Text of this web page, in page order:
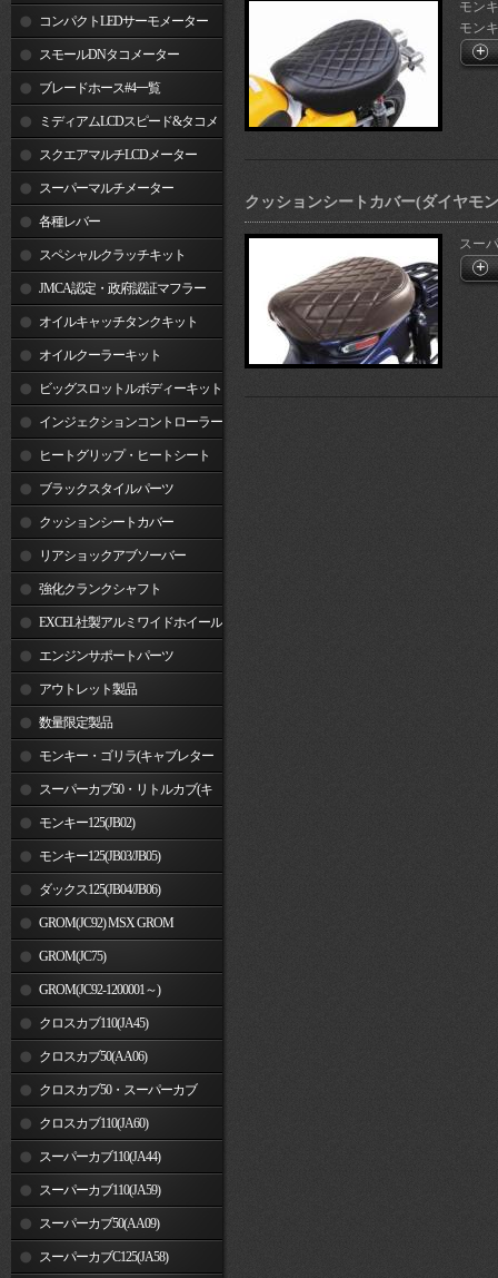
コンパクトLEDサーモメーター
スモールDNタコメーター
ブレードホース#4一覧
ミディアムLCDスピード&タコメ
ータースクエアマルチLCDメーター
スーパーマルチメーター
各種レバー
スペシャルクラッチキット
JMCA認定・政府認証マフラー
オイルキャッチタンクキット
オイルクーラーキット
ビッグスロットルボディーキット
インジェクションコントローラー
ヒートグリップ・ヒートシート
ブラックスタイルパーツ
クッションシートカバー
リアショックアブソーバー
強化クランクシャフト
EXCEL社製アルミワイドホイール
リム エンジンサポートパーツ
アウトレット製品
数量限定製品
モンキー・ゴリラ(キャブレター
車) スーパーカブ50・リトルカブ(キ
ャブレター車)
モンキー125(JB02)
モンキー125(JB03/JB05)
ダックス125(JB04/JB06)
GROM(JC92) MSX GROM
GROM(JC75)
GROM(JC92-1200001～)
クロスカブ110(JA45)
クロスカブ50(AA06)
クロスカブ50・スーパーカブ
50(AA09)/110(JA44)
クロスカブ110(JA60)
スーパーカブ110(JA44)
スーパーカブ110(JA59)
スーパーカブ50(AA09)
スーパーカブC125(JA58)
モン
モン
クッションシートカバー(ダイヤモ
スー